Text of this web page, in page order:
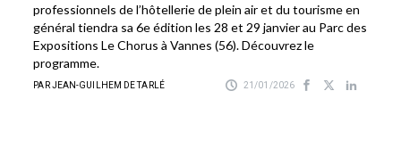
professionnels de l’hôtellerie de plein air et du tourisme en
général tiendra sa 6e édition les 28 et 29 janvier au Parc des
Expositions Le Chorus à Vannes (56). Découvrez le
programme.
PAR JEAN-GUILHEM DE TARLÉ 21/01/2026